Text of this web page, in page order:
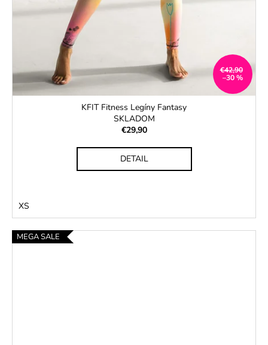
€42,90
–30 %
KFIT Fitness Legíny Fantasy
SKLADOM
€29,90
DETAIL
XS
MEGA SALE